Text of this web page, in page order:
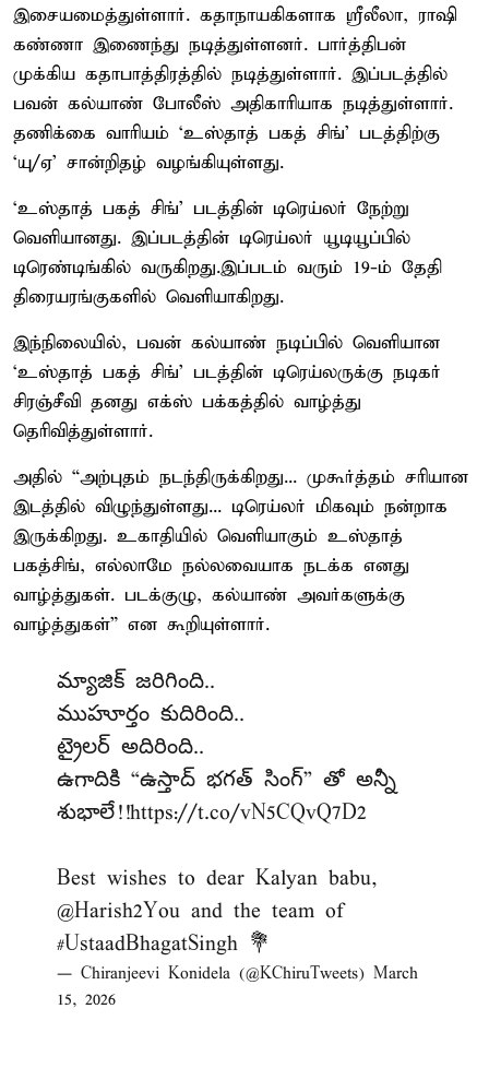
இசையமைத்துள்ளார். கதாநாயகிகளாக ஸ்ரீலீலா, ராஷி
கண்ணா இணைந்து நடித்துள்ளனர். பார்த்திபன்
முக்கிய கதாபாத்திரத்தில் நடித்துள்ளார். இப்படத்தில்
பவன் கல்யாண் போலீஸ் அதிகாரியாக நடித்துள்ளார்.
தணிக்கை வாரியம் ‘உஸ்தாத் பகத் சிங்’ படத்திற்கு
‘யு/ஏ’ சான்றிதழ் வழங்கியுள்ளது.
‘உஸ்தாத் பகத் சிங்’ படத்தின் டிரெய்லர் நேற்று
வெளியானது. இப்படத்தின் டிரெய்லர் யூடியூப்பில்
டிரெண்டிங்கில் வருகிறது.இப்படம் வரும் 19-ம் தேதி
திரையரங்குகளில் வெளியாகிறது.
இந்நிலையில், பவன் கல்யாண் நடிப்பில் வெளியான
‘உஸ்தாத் பகத் சிங்’ படத்தின் டிரெய்லருக்கு நடிகர்
சிரஞ்சீவி தனது எக்ஸ் பக்கத்தில் வாழ்த்து
தெரிவித்துள்ளார்.
அதில் “அற்புதம் நடந்திருக்கிறது... முகூர்த்தம் சரியான
இடத்தில் விழுந்துள்ளது... டிரெய்லர் மிகவும் நன்றாக
இருக்கிறது. உகாதியில் வெளியாகும் உஸ்தாத்
பகத்சிங், எல்லாமே நல்லவையாக நடக்க எனது
வாழ்த்துகள். படக்குழு, கல்யாண் அவர்களுக்கு
வாழ்த்துகள்” என கூறியுள்ளார்.
మ్యాజిక్ జరిగింది..
ముహూర్తం కుదిరింది..
ట్రైలర్ అదిరింది..
ఉగాదికి “ఉస్తాద్ భగత్ సింగ్” తో అన్నీ
శుభాలే!!https://t.co/vN5CQvQ7D2
Best wishes to dear Kalyan babu,
@Harish2You and the team of
#UstaadBhagatSingh 💐
— Chiranjeevi Konidela (@KChiruTweets) March
15, 2026